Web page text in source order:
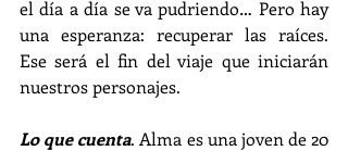
el día a día se va pudriendo… Pero hay
una esperanza: recuperar las raíces.
Ese será el fin del viaje que iniciarán
nuestros personajes.
Lo que cuenta. Alma es una joven de 20